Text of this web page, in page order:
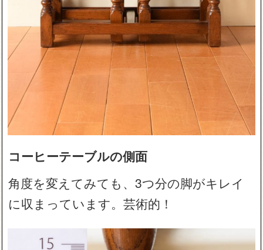
コーヒーテーブルの側面
角度を変えてみても、3つ分の脚がキレイ
に収まっています。芸術的！